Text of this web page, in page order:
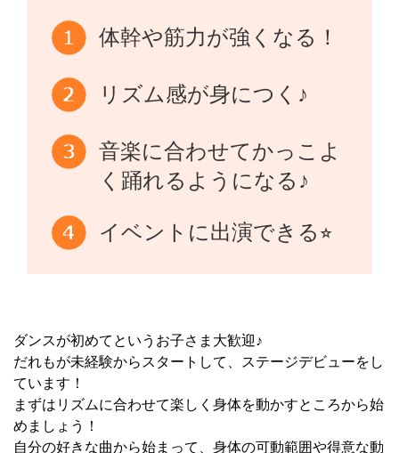
体幹や筋力が強くなる！
リズム感が身につく♪
音楽に合わせてかっこよ
く踊れるようになる♪
イベントに出演できる⭐︎
ダンスが初めてというお子さま大歓迎♪
だれもが未経験からスタートして、ステージデビューをし
ています！
まずはリズムに合わせて楽しく身体を動かすところから始
めましょう！
自分の好きな曲から始まって、身体の可動範囲や得意な動